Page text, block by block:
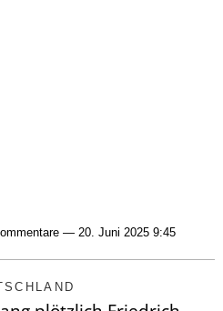
— 20. Juni 2025 9:45